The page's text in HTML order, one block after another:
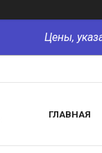
Цены,
ГЛАВНАЯ